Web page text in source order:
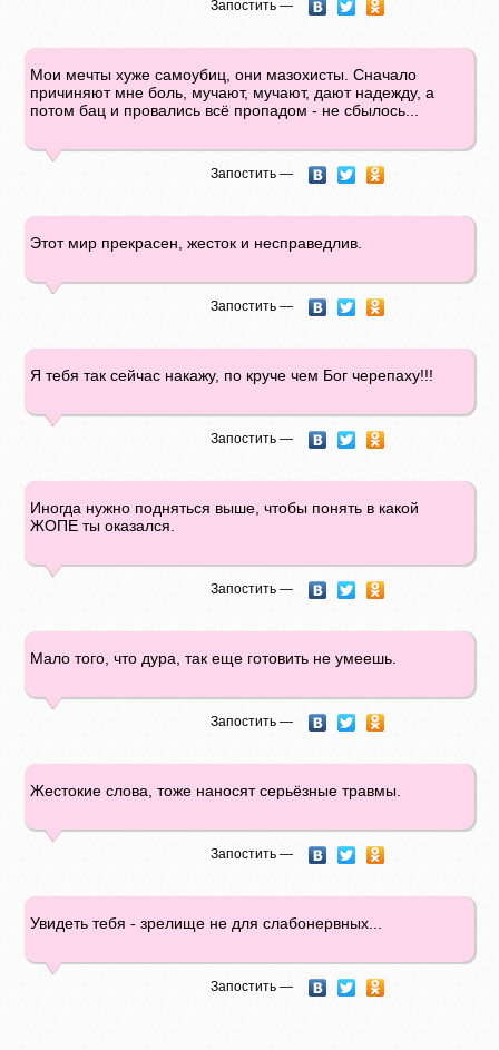
Запостить —
Мои мечты хуже самоубиц, они мазохисты. Сначало
причиняют мне боль, мучают, мучают, дают надежду, а
потом бац и провались всё пропадом - не сбылось...
Запостить —
Этот мир прекрасен, жесток и несправедлив.
Запостить —
Я тебя так сейчас накажу, по круче чем Бог черепаху!!!
Запостить —
Иногда нужно подняться выше, чтобы понять в какой
ЖОПЕ ты оказался.
Запостить —
Мало того, что дура, так еще готовить не умеешь.
Запостить —
Жестокие слова, тоже наносят серьёзные травмы.
Запостить —
Увидеть тебя - зрелище не для слабонервных...
Запостить —